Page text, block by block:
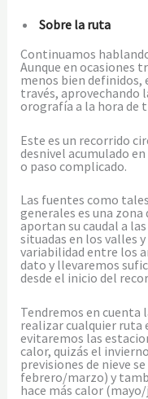
Sobre la ruta
Continuamos
Aunque en ocasiones
menos bien definidos,
través, aprovechando
orografía a la hora de
Este es un recorrido
desnivel acumulado
o paso complicado.
Las fuentes como
generales es una zona
aportan su caudal a
situadas en los valles
variabilidad entre los
dato y llevaremos
desde el inicio del
Tendremos en cuenta
realizar cualquier ruta
evitaremos las
calor, quizás el
previsiones de nieve
febrero/marzo) y
hace más calor